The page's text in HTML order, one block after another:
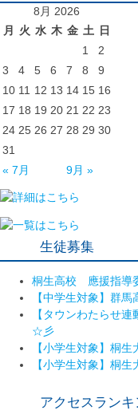
8月 2026
月 火 水 木 金 土 日
1
2
3
4 5 6 7 8
9
10 11 12 13 14 15 16
17 18 19 20 21 22 23
24 25 26 27 28 29 30
31
« 7月
9月 »
生徒募集
桐生高校 應援指導
【中学生対象】群
【タウンわたらせ
☆彡
【小学生対象】桐
【小学生対象】桐
アクセスラン